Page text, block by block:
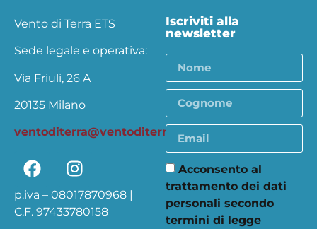
Vento di Terra ETS
Sede legale e operativa:
Via Friuli, 26 A
20135 Milano
ventoditerra@ventoditerra.org
p.iva – 08017870968 |
C.F. 97433780158
Iscriviti alla
newsletter
Acconsento al
trattamento dei dati
personali secondo
termini di legge